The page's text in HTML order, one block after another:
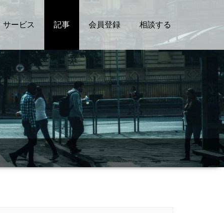
サービス 記事 会員登録 相談する